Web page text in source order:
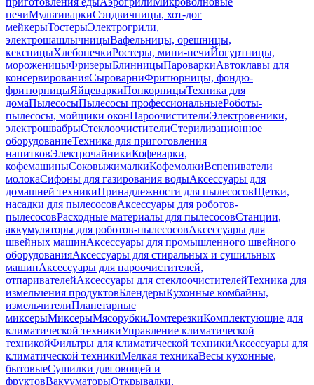
печиМультиваркиСэндвичницы, хот-дог
мейкерыТостерыЭлектрогрили,
электрошашлычницыВафельницы, орешницы,
кексницыХлебопечкиРостеры, мини-печиЙогуртницы,
мороженицыФризерыБлинницыПароваркиАвтоклавы для
консервированияСыроварниФритюрницы, фондю-
фритюрницыЯйцеваркиПопкорницыТехника для
домаПылесосыПылесосы профессиональныеРоботы-
пылесосы, мойщики оконПароочистителиЭлектровеники,
электрошвабрыСтеклоочистителиСтерилизационное
оборудованиеТехника для приготовления
напитковЭлектрочайникиКофеварки,
кофемашиныСоковыжималкиКофемолкиВспениватели
молокаСифоны для газирования водыАксессуары для
домашней техникиПринадлежности для пылесосовЩетки,
насадки для пылесосовАксессуары для роботов-
пылесосовРасходные материалы для пылесосовСтанции,
аккумуляторы для роботов-пылесосовАксессуары для
швейных машинАксессуары для промышленного швейного
оборудованияАксессуары для стиральных и сушильных
машинАксессуары для пароочистителей,
отпаривателейАксессуары для стеклоочистителейТехника для
измельчения продуктовБлендерыКухонные комбайны,
измельчителиПланетарные
миксерыМиксерыМясорубкиЛомтерезкиКомплектующие для
климатической техникиУправление климатической
техникойФильтры для климатической техникиАксессуары для
климатической техникиМелкая техникаВесы кухонные,
бытовыеСушилки для овощей и
фруктовВакууматорыОткрывалки,